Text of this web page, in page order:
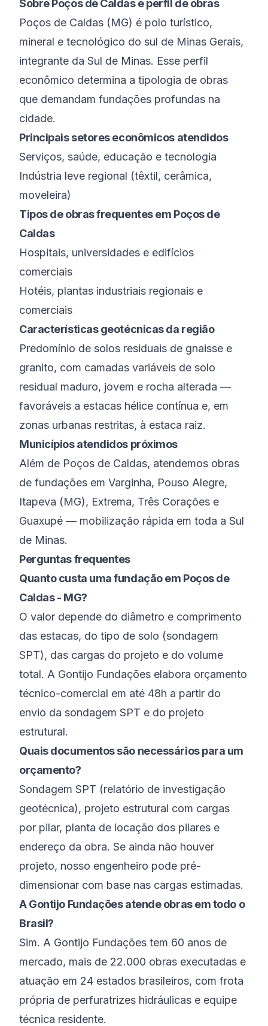
Sobre Poços de Caldase perfil de obras
Poços de Caldas (MG) é polo turístico,
mineral e tecnológico do sul de Minas Gerais,
integrante da Sul de Minas. Esse perfil
econômico determina a tipologia de obras
que demandam fundações profundas na
cidade.
Principais setores econômicos atendidos
Serviços, saúde, educação e tecnologia
Indústria leve regional (têxtil, cerâmica,
moveleira)
Tipos de obras frequentes em Poços de
Caldas
Hospitais, universidades e edifícios
comerciais
Hotéis, plantas industriais regionais e
comerciais
Características geotécnicas da região
Predomínio de solos residuais de gnaisse e
granito, com camadas variáveis de solo
residual maduro, jovem e rocha alterada —
favoráveis a estacas hélice contínua e, em
zonas urbanas restritas, à estaca raiz.
Municípios atendidos próximos
Além de Poços de Caldas, atendemos obras
de fundações em Varginha, Pouso Alegre,
Itapeva (MG), Extrema, Três Corações e
Guaxupé — mobilização rápida em toda a Sul
de Minas.
Perguntas frequentes
Quanto custa uma fundação em Poços de
Caldas - MG?
O valor depende do diâmetro e comprimento
das estacas, do tipo de solo (sondagem
SPT), das cargas do projeto e do volume
total. A Gontijo Fundações elabora orçamento
técnico-comercial em até 48h a partir do
envio da sondagem SPT e do projeto
estrutural.
Quais documentos são necessários para um
orçamento?
Sondagem SPT (relatório de investigação
geotécnica), projeto estrutural com cargas
por pilar, planta de locação dos pilares e
endereço da obra. Se ainda não houver
projeto, nosso engenheiro pode pré-
dimensionar com base nas cargas estimadas.
A Gontijo Fundações atende obras em todo o
Brasil?
Sim. A Gontijo Fundações tem 60 anos de
mercado, mais de 22.000 obras executadas e
atuação em 24 estados brasileiros, com frota
própria de perfuratrizes hidráulicas e equipe
técnica residente.